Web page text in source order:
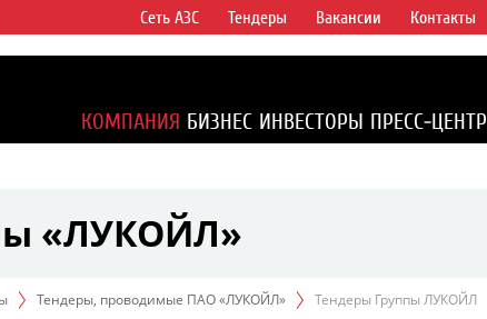
в
более 2%
доказанных
Сеть АЗС Тендеры Вакансии Контакты
КОМПАНИЯ БИЗНЕС ИНВЕСТОРЫ ПРЕСС-ЦЕНТР
«ЛУКОЙЛ»
Тендеры, проводимые ПАО «ЛУКОЙЛ» Тендеры Группы ЛУКОЙЛ